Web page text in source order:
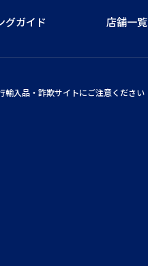
グガイド 店舗一覧
輸入品・詐欺サイトにご注意ください